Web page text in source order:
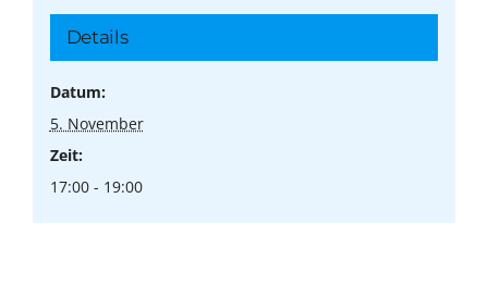
Details
Datum:
5. November
Zeit:
17:00 - 19:00